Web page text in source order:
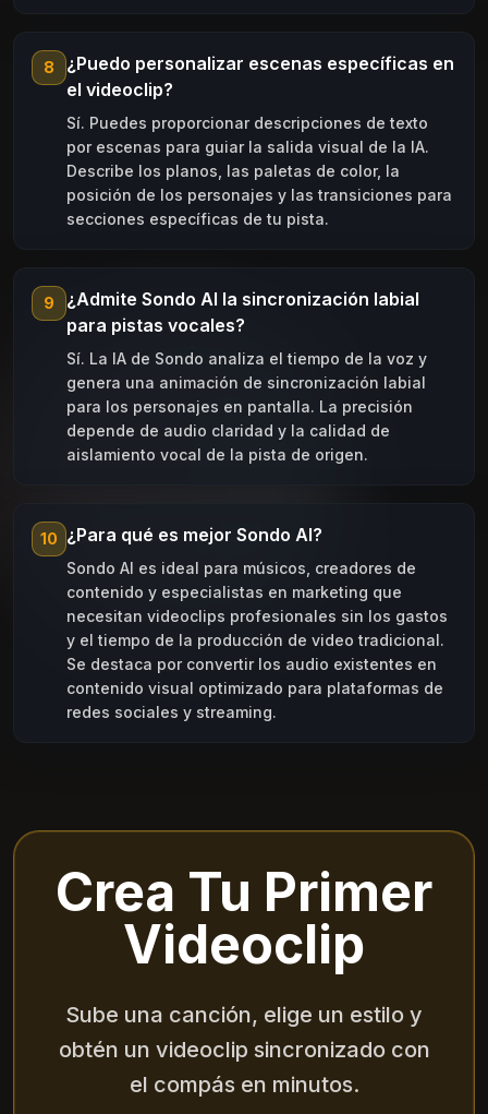
8
¿Puedo personalizar escenas específicas en
el videoclip?
Sí. Puedes proporcionar descripciones de texto
por escenas para guiar la salida visual de la IA.
Describe los planos, las paletas de color, la
posición de los personajes y las transiciones para
secciones específicas de tu pista.
9
¿Admite Sondo AI la sincronización labial
para pistas vocales?
Sí. La IA de Sondo analiza el tiempo de la voz y
genera una animación de sincronización labial
para los personajes en pantalla. La precisión
depende de audio claridad y la calidad de
aislamiento vocal de la pista de origen.
10 ¿Para qué es mejor Sondo AI?
Sondo AI es ideal para músicos, creadores de
contenido y especialistas en marketing que
necesitan videoclips profesionales sin los gastos
y el tiempo de la producción de video tradicional.
Se destaca por convertir los audio existentes en
contenido visual optimizado para plataformas de
redes sociales y streaming.
Crea Tu Primer
Videoclip
Sube una canción, elige un estilo y
obtén un videoclip sincronizado con
el compás en minutos.